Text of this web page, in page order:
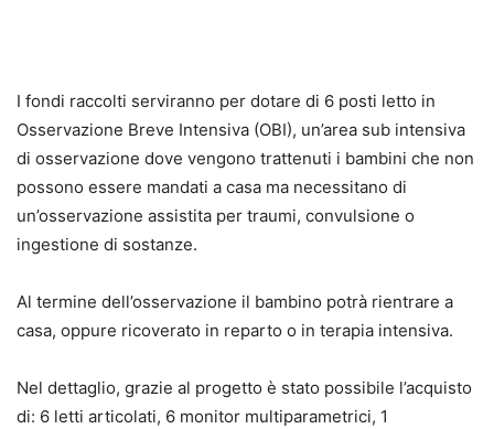
I fondi raccolti serviranno per dotare di 6 posti letto in
Osservazione Breve Intensiva (OBI), un’area sub intensiva
di osservazione dove vengono trattenuti i bambini che non
possono essere mandati a casa ma necessitano di
un’osservazione assistita per traumi, convulsione o
ingestione di sostanze.
Al termine dell’osservazione il bambino potrà rientrare a
casa, oppure ricoverato in reparto o in terapia intensiva.
Nel dettaglio, grazie al progetto è stato possibile l’acquisto
di: 6 letti articolati, 6 monitor multiparametrici, 1